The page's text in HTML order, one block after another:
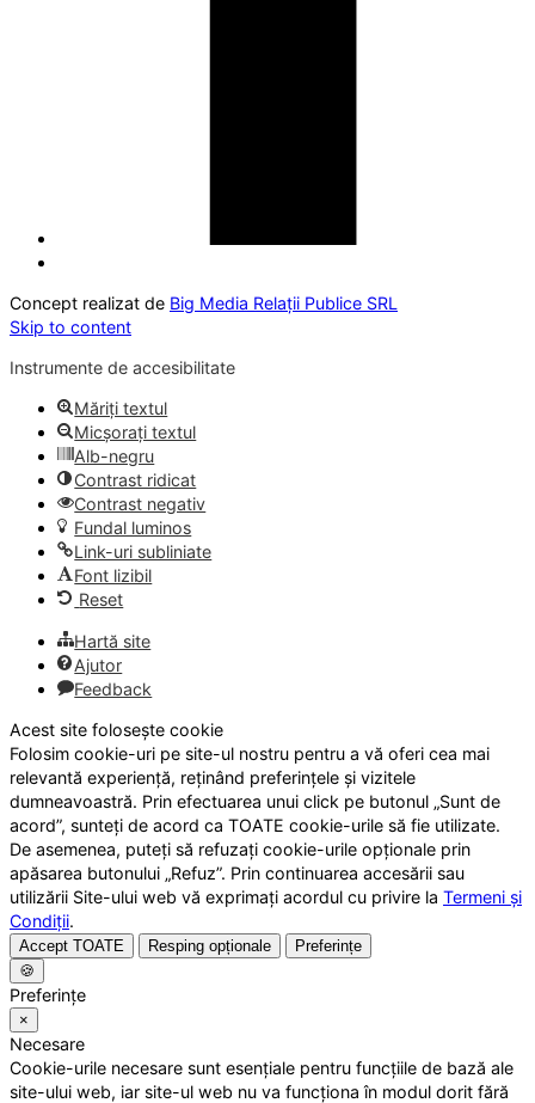
Concept realizat de Big Media Relații Publice SRL
Skip to content
Instrumente de accesibilitate
Măriți textul
Micșorați textul
Alb-negru
Contrast ridicat
Contrast negativ
Fundal luminos
Link-uri subliniate
Font lizibil
Reset
Hartă site
Ajutor
Feedback
Acest site folosește cookie
Folosim cookie-uri pe site-ul nostru pentru a vă oferi cea mai
relevantă experiență, reținând preferințele și vizitele
dumneavoastră. Prin efectuarea unui click pe butonul „Sunt de
acord”, sunteți de acord ca TOATE cookie-urile să fie utilizate.
De asemenea, puteți să refuzați cookie-urile opționale prin
apăsarea butonului „Refuz”. Prin continuarea accesării sau
utilizării Site-ului web vă exprimați acordul cu privire la Termeni și
Condiții.
Accept TOATE Resping opționale
Preferințe
🍪
Preferințe
×
Necesare
Cookie-urile necesare sunt esențiale pentru funcțiile de bază ale
site-ului web, iar site-ul web nu va funcționa în modul dorit fără